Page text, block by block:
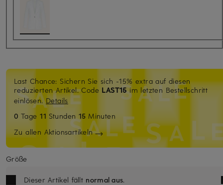
Last Chance: Sichern Sie sich -15% extra auf diesen
reduzierten Artikel. Code LAST15im letzten Bestellschritt
einlösen.Details
0 Tage11 Stunden 15 Minuten
Zu allen Aktionsartikeln
Größe
Dieser Artikel fällt normal aus.